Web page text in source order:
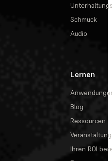
Schmuck
Audio
Lernen
Blog
Ressourcen
Ihren ROI